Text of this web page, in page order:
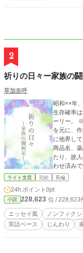
2
祈りの日々ー家族の
草加奈呼
昭和××年
生存確率
ーリー。 ※これは作者が幼い頃難病に罹った時の、父の手記
を元に、
に他界し
商品名、
たり、故
わせ済みで
ライト文芸 完結 長編
24h.ポイント 0pt
小説 228,623 位 / 228,623
エッセイ風 ノンフィク
実話ベース
じんわり